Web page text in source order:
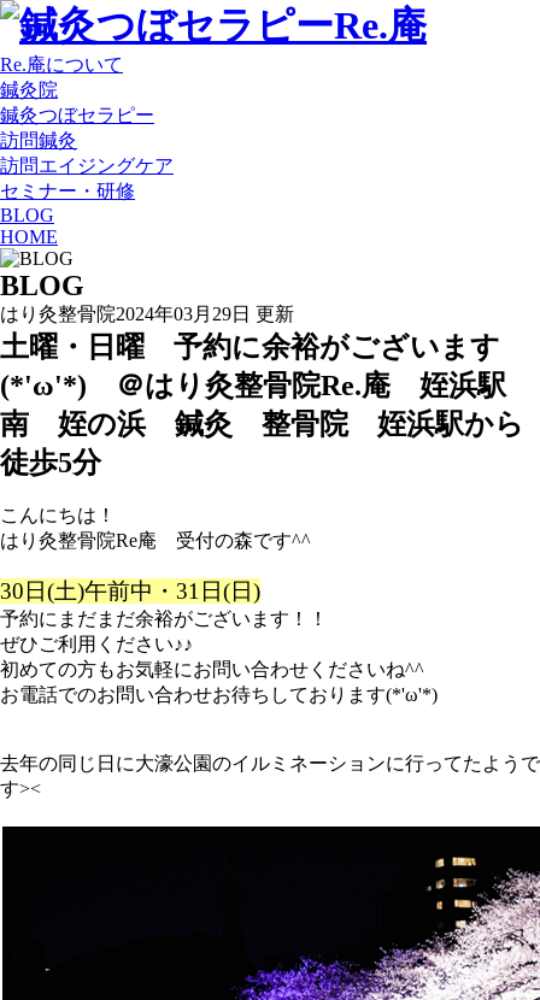
Re.庵について
鍼灸院
鍼灸つぼセラピー
訪問鍼灸
訪問エイジングケア
セミナー・研修
BLOG
HOME
BLOG
はり灸整骨院2024年03月29日 更新
土曜・日曜 予約に余裕がございます
(*'ω'*) ＠はり灸整骨院Re.庵 姪浜駅
南 姪の浜 鍼灸 整骨院 姪浜駅から
徒歩5分
こんにちは！
はり灸整骨院Re庵 受付の森です^^
30日(土)午前中・31日(日)
予約にまだまだ余裕がございます！！
ぜひご利用ください♪♪
初めての方もお気軽にお問い合わせくださいね^^
お電話でのお問い合わせお待ちしております(*'ω'*)
去年の同じ日に大濠公園のイルミネーションに行ってたようで
す><